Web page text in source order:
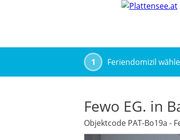
1 Feriendomizil
Fewo EG. in
Objektcode PAT-Bo19a -